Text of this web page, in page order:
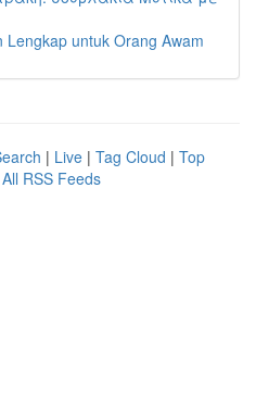
Lengkap untuk Orang Awam
| Live | Tag Cloud | Top
All RSS Feeds